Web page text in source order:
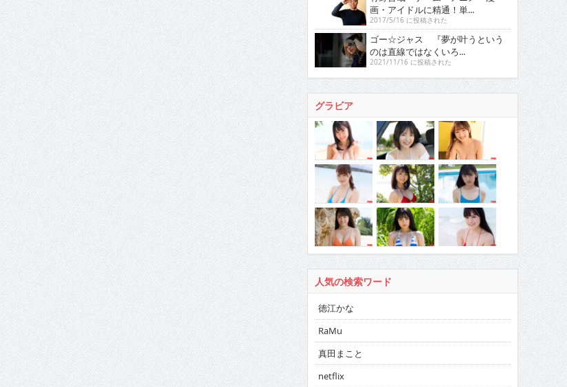
画・アイドルに精通！単...
2017/5/16 に投稿された
ゴー☆ジャス 『夢が叶うという
のは直線ではなくいろ...
2021/11/16 に投稿された
グラビア
人気の検索ワード
徳江かな
RaMu
真田まこと
netflix